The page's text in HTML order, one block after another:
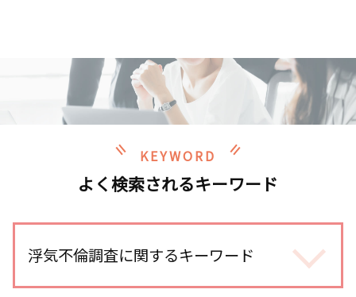
KEYWORD
よく検索されるキーワード
浮気不倫調査に関するキーワード